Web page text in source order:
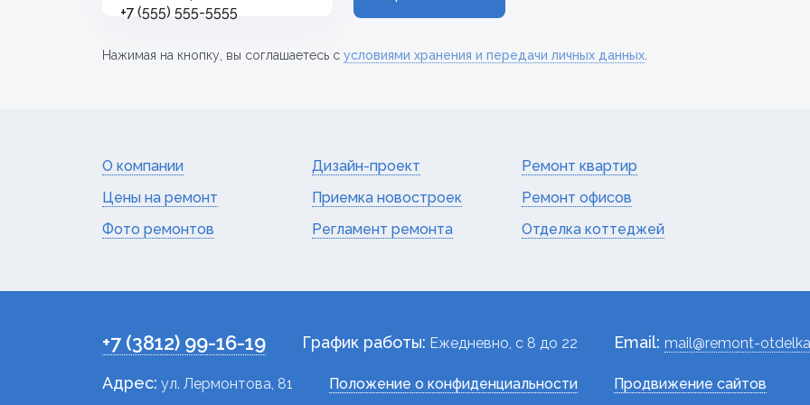
+7
Нажимая на кнопку, вы соглашаетесь с условиями хранения и передачи личных данных
О компании
Цены на ремонт
Фото ремонтов
Дизайн-проект
Приемка новостроек
Регламент ремонта
Ремонт квартир
Ремонт офисов
Отделка коттеджей
+7 (3812) 99-16-19 График работы: Ежедневно, c 8 до 22 Email: mail@remont-
Адрес: ул. Лермонтова, 81 Положение о конфиденциальности Продвижение сайтов